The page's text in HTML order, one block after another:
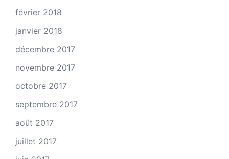
février 2018
janvier 2018
décembre 2017
novembre 2017
octobre 2017
septembre 2017
août 2017
juillet 2017